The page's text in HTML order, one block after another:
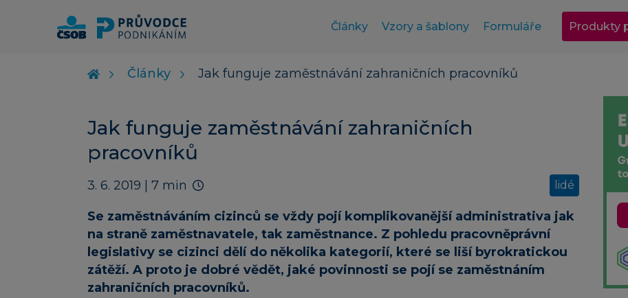
Články Vzory a šablony Formuláře Produkty
Články Jak funguje zaměstnávání zahraničních pracovníků
Jak funguje zaměstnávání zahraničních
pracovníků
3. 6. 2019 | 7 min lidé
Se zaměstnáváním cizinců se vždy pojí komplikovanější administrativa jak
na straně zaměstnavatele, tak zaměstnance. Z pohledu pracovněprávní
legislativy se cizinci dělí do několika kategorií, které se liší byrokratickou
zátěží. A proto je dobré vědět, jaké povinnosti se pojí se zaměstnáním
zahraničních pracovníků.